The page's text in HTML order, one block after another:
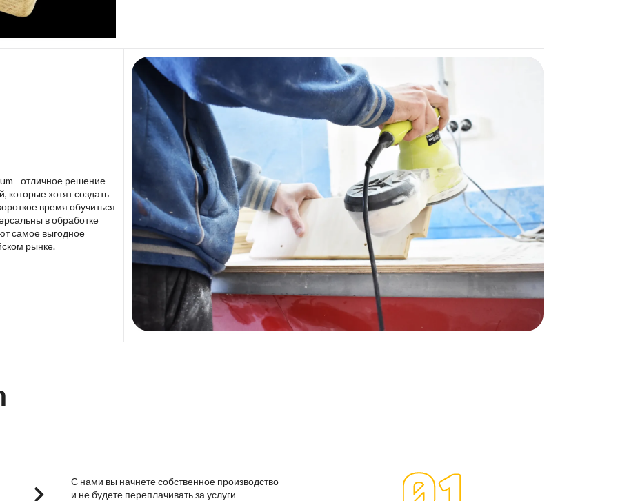
- отличное решение
хотят создать
время обучиться
в обработке
самое выгодное
рынке.
С нами вы начнете собственное производство
и не будете переплачивать за услуги